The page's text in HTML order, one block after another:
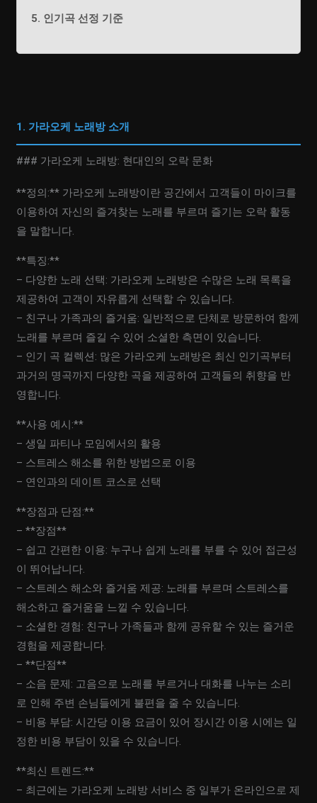
5. 인기곡 선정 기준
1. 가라오케 노래방 소개
### 가라오케 노래방: 현대인의 오락 문화
**정의:** 가라오케 노래방이란 공간에서 고객들이 마이크를
이용하여 자신의 즐겨찾는 노래를 부르며 즐기는 오락 활동
을 말합니다.
**특징:**
– 다양한 노래 선택: 가라오케 노래방은 수많은 노래 목록을
제공하여 고객이 자유롭게 선택할 수 있습니다.
– 친구나 가족과의 즐거움: 일반적으로 단체로 방문하여 함께
노래를 부르며 즐길 수 있어 소셜한 측면이 있습니다.
– 인기 곡 컬렉션: 많은 가라오케 노래방은 최신 인기곡부터
과거의 명곡까지 다양한 곡을 제공하여 고객들의 취향을 반
영합니다.
**사용 예시:**
– 생일 파티나 모임에서의 활용
– 스트레스 해소를 위한 방법으로 이용
– 연인과의 데이트 코스로 선택
**장점과 단점:**
– **장점**
– 쉽고 간편한 이용: 누구나 쉽게 노래를 부를 수 있어 접근성
이 뛰어납니다.
– 스트레스 해소와 즐거움 제공: 노래를 부르며 스트레스를
해소하고 즐거움을 느낄 수 있습니다.
– 소셜한 경험: 친구나 가족들과 함께 공유할 수 있는 즐거운
경험을 제공합니다.
– **단점**
– 소음 문제: 고음으로 노래를 부르거나 대화를 나누는 소리
로 인해 주변 손님들에게 불편을 줄 수 있습니다.
– 비용 부담: 시간당 이용 요금이 있어 장시간 이용 시에는 일
정한 비용 부담이 있을 수 있습니다.
**최신 트렌드:**
– 최근에는 가라오케 노래방 서비스 중 일부가 온라인으로 제